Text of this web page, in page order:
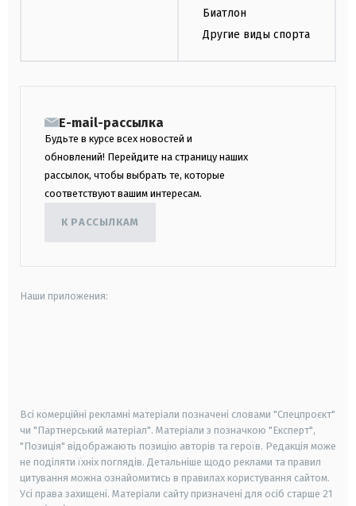
Биатлон
Другие виды спорта
E-mail-рассылка
Будьте в курсе всех новостей и
обновлений! Перейдите на страницу наших
рассылок, чтобы выбрать те, которые
соответствуют вашим интересам.
К РАССЫЛКАМ
Наши приложения:
Всі комерційні рекламні матеріали позначені словами "Спецпроєкт"
чи "Партнерський матеріал". Матеріали з позначкою "Експерт",
"Позиція" відображають позицію авторів та героїв. Редакція може
не поділяти їхніх поглядів. Детальніше щодо реклами та правил
цитування можна ознайомитись в правилах користування сайтом.
Усі права захищені. Матеріали сайту призначені для осіб старше 21